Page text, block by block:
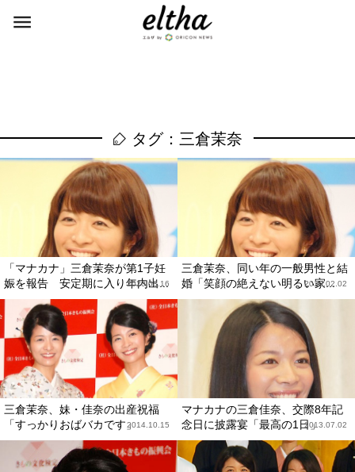
タグ：三倉茉奈
「マナカナ」三倉茉奈が第1子妊
娠を報告 安定期に入り年内出...
2020.08.16
三倉茉奈、同い年の一般男性と結
婚「笑顔の絶えない明るい家...
2019.02.02
三倉茉奈、妹・佳奈の出産祝福
「すっかりおばバカです」2014.10.15
マナカナの三倉佳奈、交際8年記
念日に披露宴「最高の1日」2013.07.02